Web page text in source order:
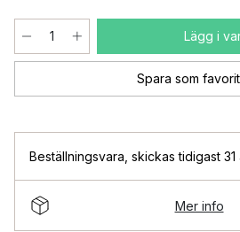
Lägg i
Spara som favorit
Beställningsvara skickas tidigast 31
Mer info